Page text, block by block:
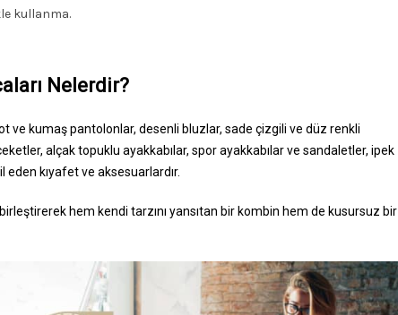
kullanma.
Nelerdir?
ve kumaş pantolonlar, desenli bluzlar, sade çizgili ve düz renkli
alçak topuklu ayakkabılar, spor ayakkabılar ve sandaletler, ipek
kıyafet ve aksesuarlardır.
hem kendi tarzını yansıtan bir kombin hem de kusursuz bir